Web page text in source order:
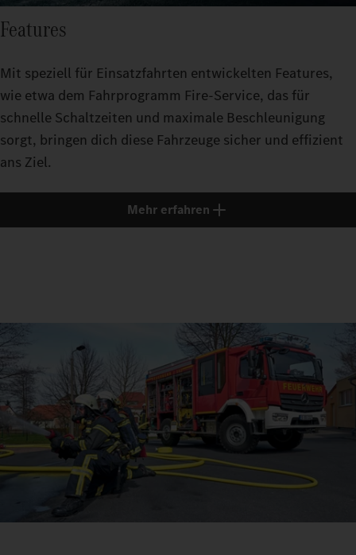
Features
Mit speziell für Einsatzfahrten entwickelten Features,
wie etwa dem Fahrprogramm Fire-Service, das für
schnelle Schaltzeiten und maximale Beschleunigung
sorgt, bringen dich diese Fahrzeuge sicher und effizient
ans Ziel.
Mehr erfahren